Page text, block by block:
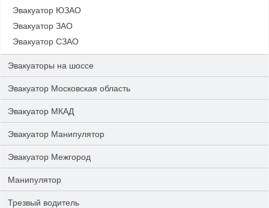
Эвакуатор ЮЗАО
Эвакуатор ЗАО
Эвакуатор СЗАО
Эвакуаторы на шоссе
Эвакуатор Московская область
Эвакуатор МКАД
Эвакуатор Манипулятор
Эвакуатор Межгород
Манипулятор
Трезвый водитель